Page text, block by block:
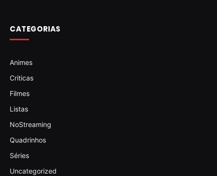
CATEGORIAS
Animes
Criticas
Filmes
Listas
NoStreaming
Quadrinhos
Séries
Uncategorized